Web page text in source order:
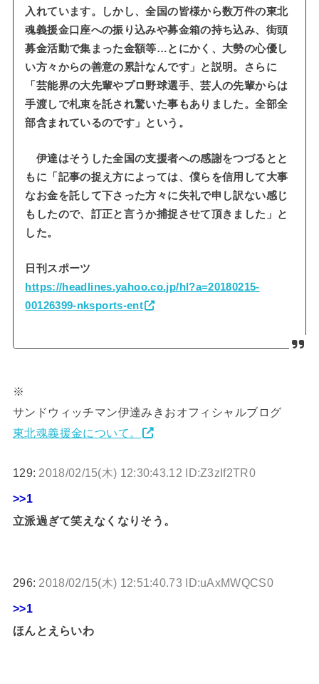
入れています。しかし、全国の皆様から数万件の東北
魂義援金口座への振り込みや募金箱の持ち込み、街頭
募金活動で集まった金額等…とにかく、大勢の心優し
い方々からの善意の累計なんです」と説明。さらに
「芸能界の大先輩やプロ野球選手、芸人の先輩からは
手渡しで札束を託され驚いた事もありました。全部全
部含まれているのです」という。
伊達はそうした全国の支援者への感謝をつづるとと
もに「記事の捉え方によっては、僕らを信用して大事
なお金を託して下さった方々に失礼で申し訳ない感じ
もしたので、訂正と言うか捕捉させて頂きました」と
した。
日刊スポーツ
https://headlines.yahoo.co.jp/hl?a=20180215-
00126399-nksports-ent
※
サンドウィッチマン伊達みきおオフィシャルブログ
東北魂義援金について。
129: 2018/02/15(木) 12:30:43.12 ID:Z3zIf2TR0
>>1
立派過ぎて笑えなくなりそう。
296: 2018/02/15(木) 12:51:40.73 ID:uAxMWQCS0
>>1
ほんとえらいわ